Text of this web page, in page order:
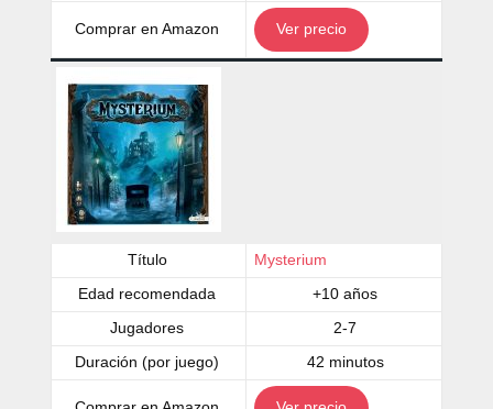
Comprar en Amazon Ver precio
Título Mysterium
Edad recomendada +10 años
Jugadores 2-7
Duración (por juego) 42 minutos